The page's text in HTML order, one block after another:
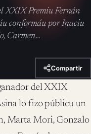
XXIX Premiu Fernán
conformáu por Inaciu
Carmen…
Compartir
del XXIX
lo fizo públicu un
Marta Mori, Gonzalo